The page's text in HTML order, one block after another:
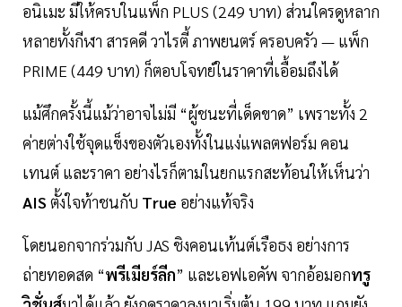
อนิเมะ มีให้ครบในแพ็ก PLUS (249 บาท) ส่วนใครดูหลาก
หลายทั้งกีฬา สารคดี วาไรตี้ ภาพยนตร์ ครอบครัว — แพ็ก
PRIME (449 บาท) ก็ตอบโจทย์ในราคาที่เอื้อมถึงได้
แม้ศึกครั้งนี้แม้ว่าอาจไม่มี “ผู้ชนะที่เด็ดขาด” เพราะทั้ง 2
ค่ายต่างใช้จุดแข็งของตัวเองทั้งในแง่แพลตฟอร์ม คอน
เทนต์ และราคา อย่างไรก็ตามในยกแรกสะท้อนให้เห็นว่า
AIS ตั้งใจท้าชนกับ True อย่างแท้จริง
โดยนอกจากร่วมกับ JAS ชิงคอนเท้นต์เรือธง อย่างการ
ถ่ายทอดสด “พรีเมียร์ลีก” และเอฟเอคัพ จากอ้อมอกทรู